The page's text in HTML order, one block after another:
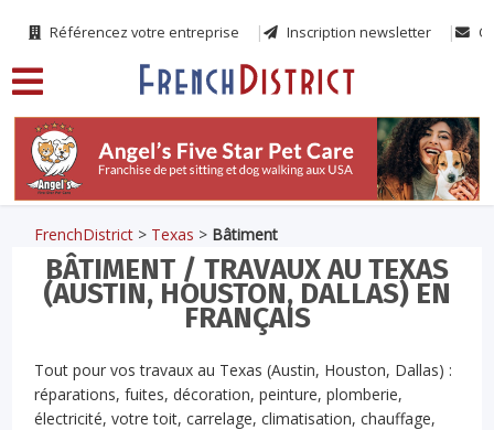
Référencez votre entreprise Inscription newsletter
FrenchDistrict > Texas > Bâtiment
BÂTIMENT / TRAVAUX AU TEXAS
(AUSTIN, HOUSTON, DALLAS) EN
FRANÇAIS
Tout pour vos travaux au Texas (Austin, Houston, Dallas) :
réparations, fuites, décoration, peinture, plomberie,
électricité, votre toit, carrelage, climatisation, chauffage,